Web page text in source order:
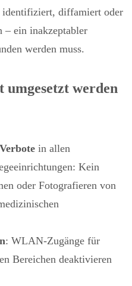
identifiziert, diffamiert oder
– ein inakzeptabler
werden muss.
werden
in allen
Kein
oder Fotografieren von
: WLAN-Zugänge für
Bereichen deaktivieren